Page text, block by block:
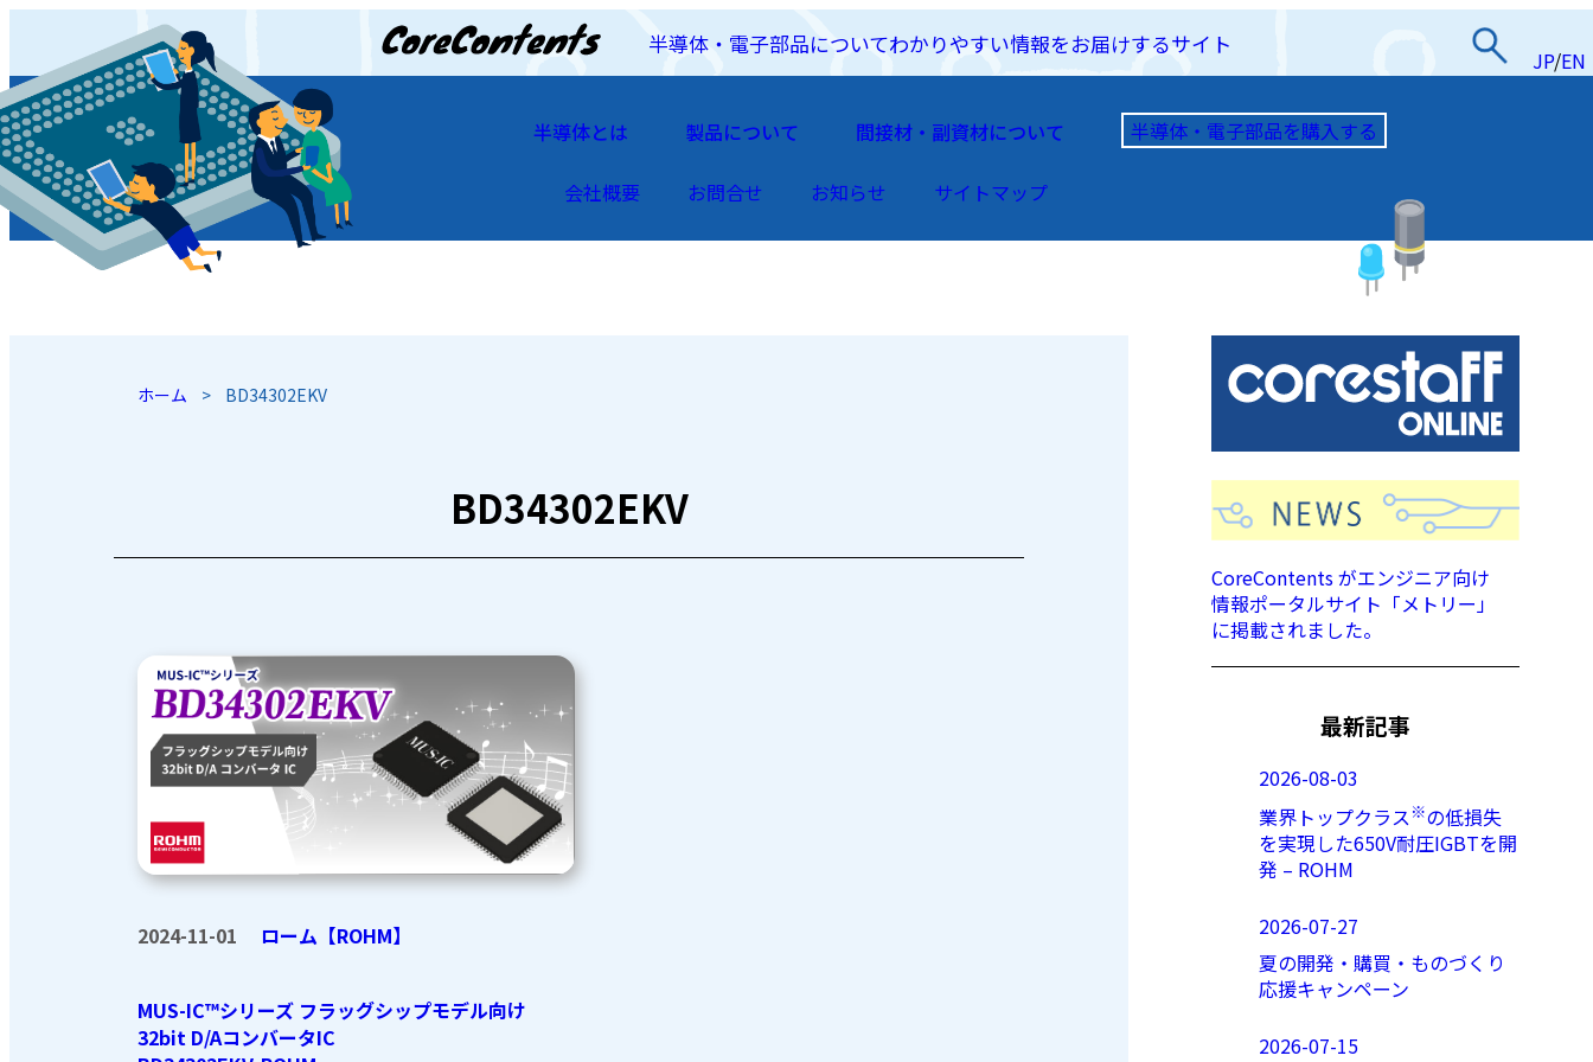
半導体・電子部品についてわかりやすい情報をお届けするサイト
JP/EN
JP/EN
半導体とは 製品について 間接材・副資材について 半導体・電子部品を購入する
会社概要 お問合せ お知らせ サイトマップ
ホーム > BD34302EKV
BD34302EKV
2024-11-01 ローム【ROHM】
MUS-IC™シリーズ フラッグシップモデル向け
32bit D/AコンバータIC
CoreContents がエンジニア向け
情報ポータルサイト「メトリー」
に掲載されました。
最新記事
2026-08-03
業界トップクラス※の低損失
を実現した650V耐圧IGBTを開
発 – ROHM
2026-07-27
夏の開発・購買・ものづくり
応援キャンペーン
2026-07-15